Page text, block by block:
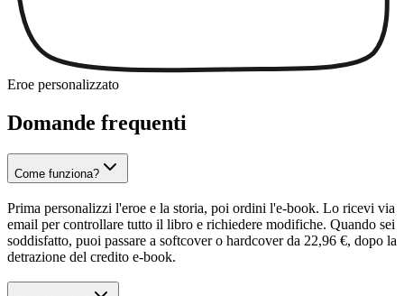
Eroe personalizzato
Domande frequenti
Come funziona?
Prima personalizzi l'eroe e la storia, poi ordini l'e-book. Lo ricevi via
email per controllare tutto il libro e richiedere modifiche. Quando sei
soddisfatto, puoi passare a softcover o hardcover da 22,96 €, dopo la
detrazione del credito e-book.